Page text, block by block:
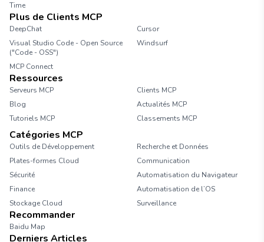
Time
Plus de Clients MCP
DeepChat
Cursor
Visual Studio Code - Open Source
("Code - OSS")
Windsurf
MCP Connect
Ressources
Serveurs MCP
Clients MCP
Blog
Actualités MCP
Tutoriels MCP
Classements MCP
Catégories MCP
Outils de Développement
Recherche et Données
Plates-formes Cloud
Communication
Sécurité
Automatisation du Navigateur
Finance
Automatisation de l’OS
Stockage Cloud
Surveillance
Recommander
Baidu Map
Derniers Articles